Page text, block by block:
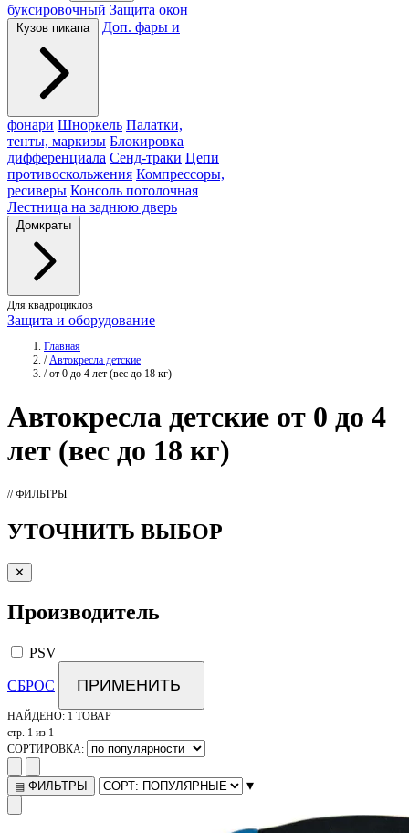
буксировочный Защита окон
Кузов пикапа Доп. фары и
фонари Шноркель Палатки,
тенты, маркизы Блокировка
дифференциала Сенд-траки Цепи
противоскольжения Компрессоры,
ресиверы Консоль потолочная
Лестница на заднюю дверь
Домкраты
Для квадроциклов
Защита и оборудование
Главная
/ Автокресла детские
/ от 0 до 4 лет (вес до 18 кг)
Автокресла детские от 0 до 4
лет (вес до 18 кг)
// ФИЛЬТРЫ
УТОЧНИТЬ ВЫБОР
✕
Производитель
PSV
СБРОС ПРИМЕНИТЬ
НАЙДЕНО: 1 ТОВАР
стр. 1 из 1
СОРТИРОВКА:
▤ ФИЛЬТРЫ ▾